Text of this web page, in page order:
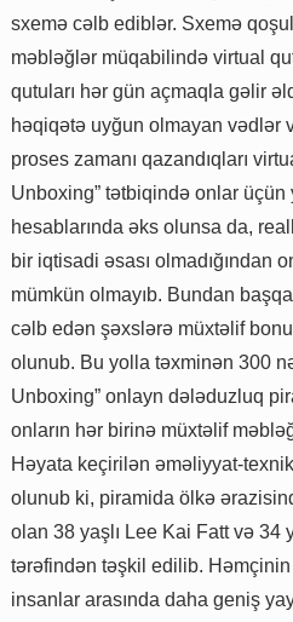
sxemə cəlb ediblər. Sxemə
məbləğlər müqabilində virtual
qutuları hər gün açmaqla gəlir
həqiqətə uyğun olmayan vədlər
proses zamanı qazandıqları
Unboxing” tətbiqində onlar üçün
hesablarında əks olunsa da,
bir iqtisadi əsası olmadığından
mümkün olmayıb. Bundan
cəlb edən şəxslərə müxtəlif
olunub. Bu yolla təxminən 300
Unboxing” onlayn dələduzluq
onların hər birinə müxtəlif
Həyata keçirilən əməliyyat-
olunub ki, piramida ölkə
olan 38 yaşlı Lee Kai Fatt və 34
tərəfindən təşkil edilib.
insanlar arasında daha geniş